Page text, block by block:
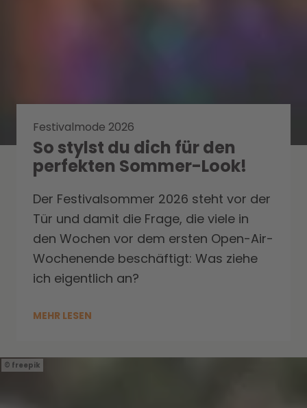
Festivalmode 2026
So stylst du dich für den
perfekten Sommer-Look!
Der Festivalsommer 2026 steht vor der
Tür und damit die Frage, die viele in
den Wochen vor dem ersten Open-Air-
Wochenende beschäftigt: Was ziehe
ich eigentlich an?
MEHR LESEN
freepik